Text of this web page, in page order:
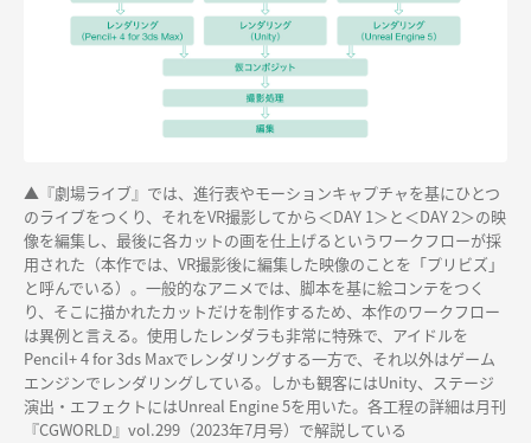
▲『劇場ライブ』では、進行表やモーションキャプチャを基にひとつ
のライブをつくり、それをVR撮影してから＜DAY 1＞と＜DAY 2＞の映
像を編集し、最後に各カットの画を仕上げるというワークフローが採
用された（本作では、VR撮影後に編集した映像のことを「プリビズ」
と呼んでいる）。一般的なアニメでは、脚本を基に絵コンテをつく
り、そこに描かれたカットだけを制作するため、本作のワークフロー
は異例と言える。使用したレンダラも非常に特殊で、アイドルを
Pencil+ 4 for 3ds Maxでレンダリングする一方で、それ以外はゲーム
エンジンでレンダリングしている。しかも観客にはUnity、ステージ
演出・エフェクトにはUnreal Engine 5を用いた。各工程の詳細は月刊
『CGWORLD』vol.299（2023年7月号）で解説している